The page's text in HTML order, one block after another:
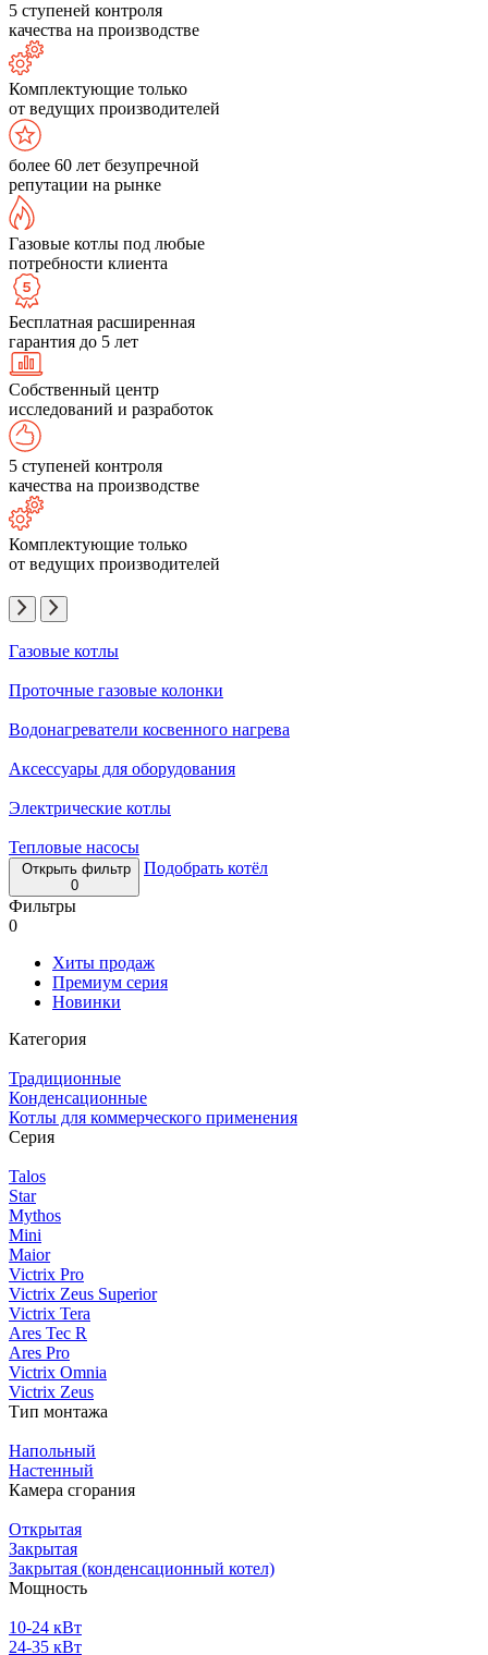
5 ступеней контроля
качества на производстве
Комплектующие только
от ведущих производителей
более 60 лет безупречной
репутации на рынке
Газовые котлы под любые
потребности клиента
Бесплатная расширенная
гарантия до 5 лет
Собственный центр
исследований и разработок
5 ступеней контроля
качества на производстве
Комплектующие только
от ведущих производителей
Газовые котлы
Проточные газовые колонки
Водонагреватели косвенного нагрева
Аксессуары для оборудования
Электрические котлы
Тепловые насосы
Открыть фильтр
0
Подобрать котёл
Фильтры
0
Хиты продаж
Премиум серия
Новинки
Категория
Традиционные
Конденсационные
Котлы для коммерческого применения
Серия
Talos
Star
Mythos
Mini
Maior
Victrix Pro
Victrix Zeus Superior
Victrix Tera
Ares Tec R
Ares Pro
Victrix Omnia
Victrix Zeus
Тип монтажа
Напольный
Настенный
Камера сгорания
Открытая
Закрытая
Закрытая (конденсационный котел)
Мощность
10-24 кВт
24-35 кВт